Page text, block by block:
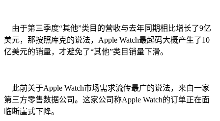
由于第三季度“其他”类目的营收与去年同期相比增长了9亿
美元，那按照库克的说法，Apple Watch最起码大概产生了10
亿美元的销量，才避免了“其他”类目销量下滑。
此前关于Apple Watch市场需求流传最广的说法，来自一家
第三方零售数据公司。这家公司称Apple Watch的订单正在面
临断崖式下降。